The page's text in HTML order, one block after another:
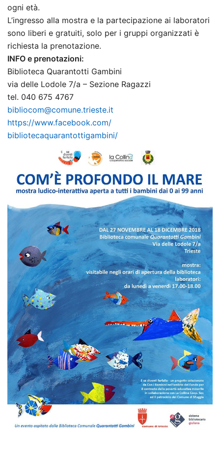
ogni età.
L’ingresso alla mostra e la partecipazione ai laboratori
sono liberi e gratuiti, solo per i gruppi organizzati è
richiesta la prenotazione.
INFO e prenotazioni:
Biblioteca Quarantotti Gambini
via delle Lodole 7/a – Sezione Ragazzi
tel. 040 675 4767
bibliocom@comune.trieste.it
https://www.facebook.com/
bibliotecaquarantottigambini/